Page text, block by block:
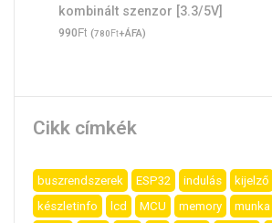
kombinált szenzor [3.3/5V]
990Ft (780Ft+ÁFA)
Cikk címkék
buszrendszerek ESP32 indulás kijelző
készletinfo
lcd MCU memory munka